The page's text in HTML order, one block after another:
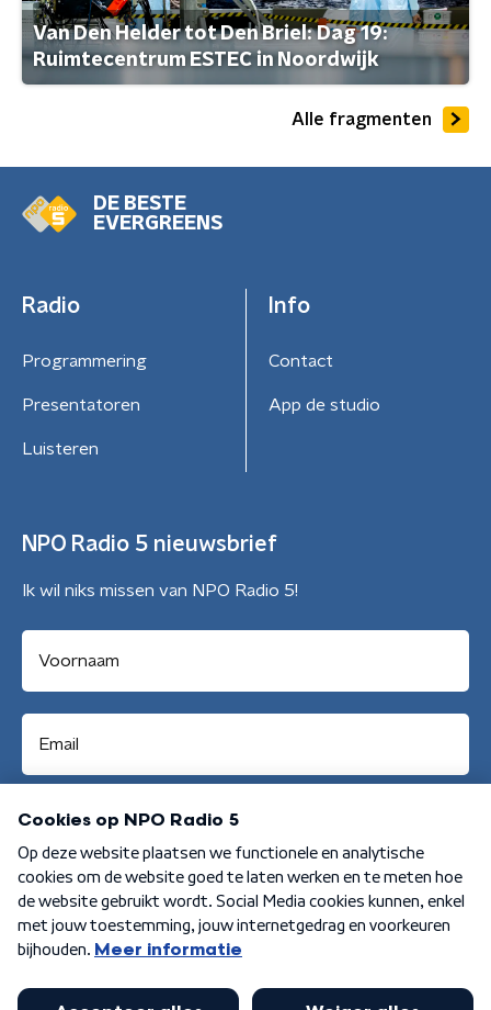
Van Den Helder tot Den Briel: Dag 19:
Ruimtecentrum ESTEC in Noordwijk
Alle fragmenten
DE BESTE
EVERGREENS
Radio
Programmering
Presentatoren
Luisteren
Info
Contact
App de studio
NPO Radio 5 nieuwsbrief
Ik wil niks missen van NPO Radio 5!
Aanmelden
Algemene voorwaarden Privacybeleid